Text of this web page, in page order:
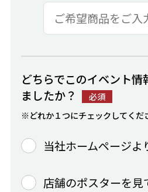
どちらでこのイベント情
ましたか？
必須
※どれか１つにチェックしてくだ
当社ホームページよ
店舗のポスターを見